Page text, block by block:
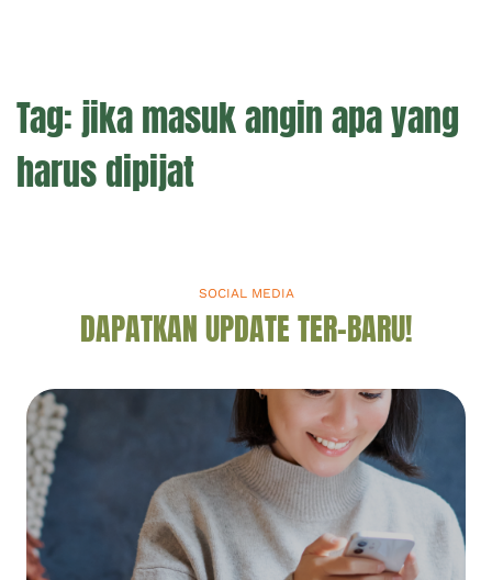
Tag:jika masuk angin apa yang
harus dipijat
SOCIAL MEDIA
DAPATKAN UPDATE TER-BARU!